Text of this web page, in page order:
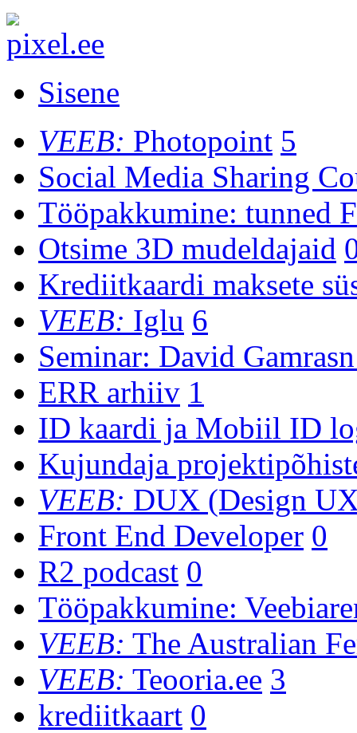
Sisene
VEEB: Photopoint 5
Social Media Sharing
Tööpakkumine: tunned
Otsime 3D mudeldajaid
Krediitkaardi maksete
VEEB: Iglu 6
Seminar: David
ERR arhiiv 1
ID kaardi ja Mobiil ID
Kujundaja
VEEB: DUX (Design
Front End Developer 0
R2 podcast 0
Tööpakkumine:
VEEB: The Australian
VEEB: Teooria.ee 3
krediitkaart 0